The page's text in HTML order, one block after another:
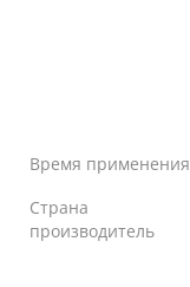
Время применения
Страна
производитель